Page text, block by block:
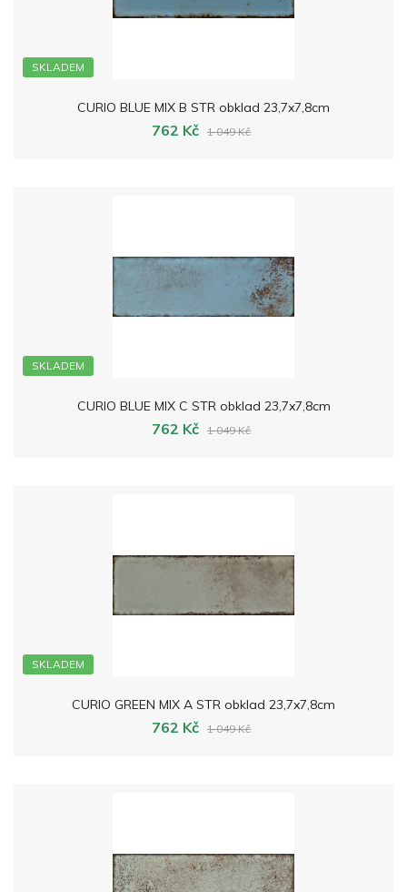
SKLADEM
CURIO BLUE MIX B STR obklad 23,7x7,8cm
762 Kč 1 049 Kč
SKLADEM
CURIO BLUE MIX C STR obklad 23,7x7,8cm
762 Kč 1 049 Kč
SKLADEM
CURIO GREEN MIX A STR obklad 23,7x7,8cm
762 Kč 1 049 Kč